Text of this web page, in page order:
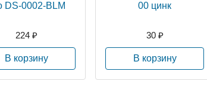
DS-0002-BLM
224 ₽
В корзину
00 цинк
30 ₽
В корзину